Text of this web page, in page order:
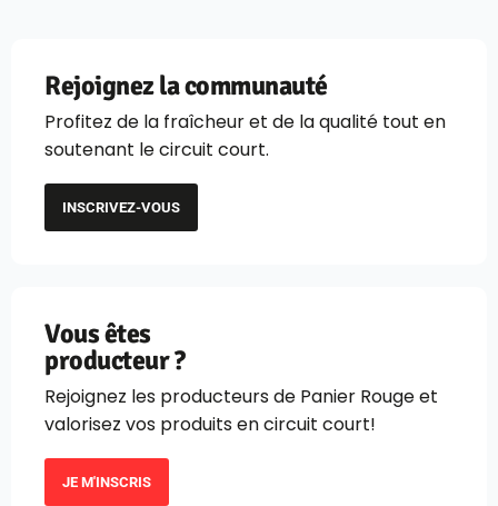
Rejoignez la communauté
Profitez de la fraîcheur et de la qualité tout en
soutenant le circuit court.
INSCRIVEZ-VOUS
Vous êtes
producteur ?
Rejoignez les producteurs de Panier Rouge et
valorisez vos produits en circuit court!
JE M'INSCRIS